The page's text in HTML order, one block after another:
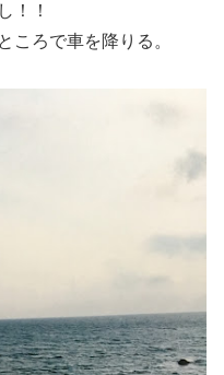
！！
ころで車を降りる。